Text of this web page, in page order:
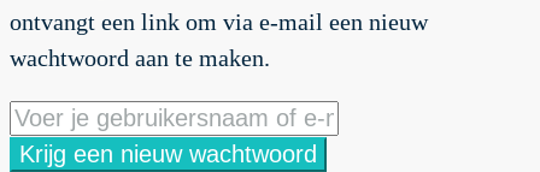
ontvangt een link om via e-mail een nieuw
wachtwoord aan te maken.
Krijg een nieuw wachtwoord